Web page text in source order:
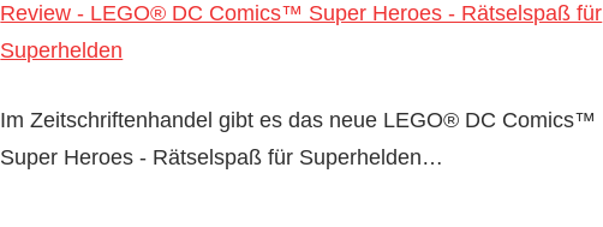
Review - LEGO® DC Comics™ Super Heroes - Rätselspaß für
Superhelden
Im Zeitschriftenhandel gibt es das neue LEGO® DC Comics™
Super Heroes - Rätselspaß für Superhelden…